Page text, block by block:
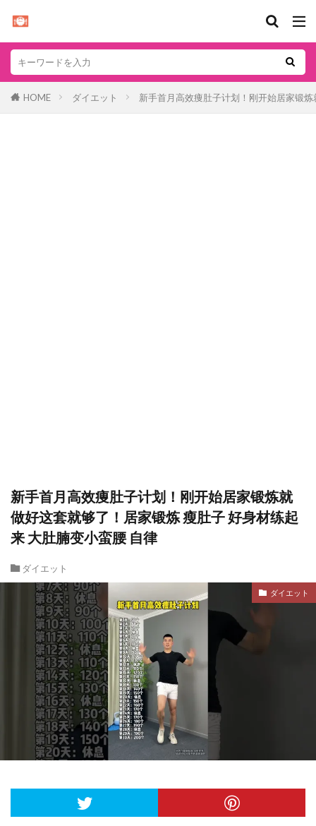
HOME ダイエット 新手首月高效痩肚子计划！刚开始居家锻
新手首月高效痩肚子计划！刚开始居家锻炼就
做好这套就够了！居家锻炼 瘦肚子 好身材练起
来 大肚腩变小蛮腰 自律
ダイエット
ダイエット